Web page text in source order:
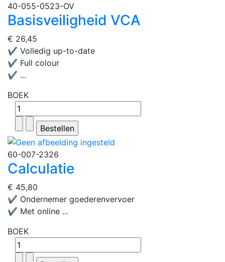
40-055-0523-OV
Basisveiligheid VCA
€ 26,45
✔ Volledig up-to-date
✔ Full colour
✔ ...
BOEK
60-007-2326
Calculatie
€ 45,80
✔ Ondernemer goederenvervoer
✔ Met online ...
BOEK